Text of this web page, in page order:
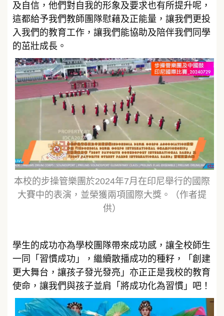
及自信，他們對自我的形象及要求也有所提升呢，
這都給予我們教師團隊慰藉及正能量，讓我們更投
入我們的教育工作，讓我們能協助及陪伴我們同學
的茁壯成長。
本校的步操管樂團於2024年7月在印尼舉行的國際
大賽中的表演，並榮獲兩項國際大獎。（作者提
供）
學生的成功亦為學校團隊帶來成功感，讓全校師生
一同「習慣成功」，繼續散播成功的種籽，「創建
更大舞台，讓孩子發光發亮」亦正正是我校的教育
使命，讓我們與孩子並肩「將成功化為習慣」吧！